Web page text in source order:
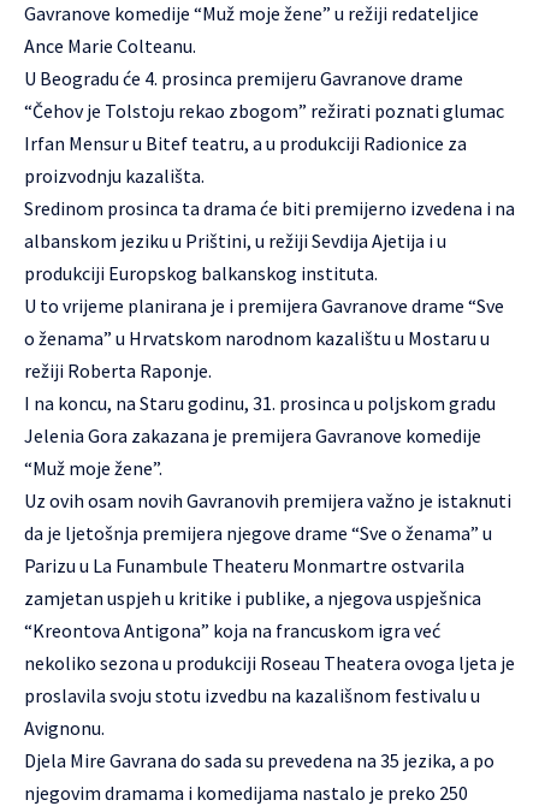
Gavranove komedije “Muž moje žene” u režiji redateljice
Ance Marie Colteanu.
U Beogradu će 4. prosinca premijeru Gavranove drame
“Čehov je Tolstoju rekao zbogom” režirati poznati glumac
Irfan Mensur u Bitef teatru, a u produkciji Radionice za
proizvodnju kazališta.
Sredinom prosinca ta drama će biti premijerno izvedena i na
albanskom jeziku u Prištini, u režiji Sevdija Ajetija i u
produkciji Europskog balkanskog instituta.
U to vrijeme planirana je i premijera Gavranove drame “Sve
o ženama” u Hrvatskom narodnom kazalištu u Mostaru u
režiji Roberta Raponje.
I na koncu, na Staru godinu, 31. prosinca u poljskom gradu
Jelenia Gora zakazana je premijera Gavranove komedije
“Muž moje žene”.
Uz ovih osam novih Gavranovih premijera važno je istaknuti
da je ljetošnja premijera njegove drame “Sve o ženama” u
Parizu u La Funambule Theateru Monmartre ostvarila
zamjetan uspjeh u kritike i publike, a njegova uspješnica
“Kreontova Antigona” koja na francuskom igra već
nekoliko sezona u produkciji Roseau Theatera ovoga ljeta je
proslavila svoju stotu izvedbu na kazališnom festivalu u
Avignonu.
Djela Mire Gavrana do sada su prevedena na 35 jezika, a po
njegovim dramama i komedijama nastalo je preko 250